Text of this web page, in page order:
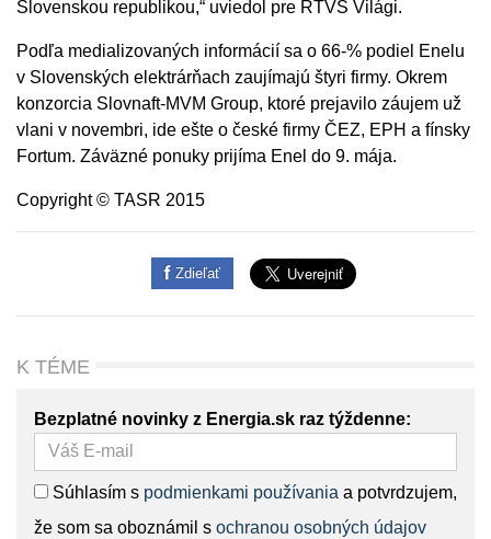
Slovenskou republikou,“ uviedol pre RTVS Világi.
Podľa medializovaných informácií sa o 66-% podiel Enelu
v Slovenských elektrárňach zaujímajú štyri firmy. Okrem
konzorcia Slovnaft-MVM Group, ktoré prejavilo záujem už
vlani v novembri, ide ešte o české firmy ČEZ, EPH a fínsky
Fortum. Záväzné ponuky prijíma Enel do 9. mája.
Copyright © TASR 2015
Zdieľať
K TÉME
Bezplatné novinky z Energia.sk raz týždenne:
Súhlasím s podmienkami používania a potvrdzujem,
že som sa oboznámil s ochranou osobných údajov